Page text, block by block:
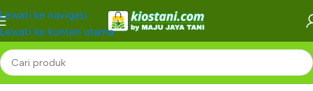
Lewati ke navigasi
Lewati ke konten utama
Beranda -